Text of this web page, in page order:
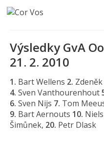
Výsledky GvA
21. 2. 2010
1. Bart Wellens 2.
4. Sven Vanthourenhout
6. Sven Nijs 7. Tom
9. Bart Aernouts 10.
Šimůnek, 20. Petr Dlask